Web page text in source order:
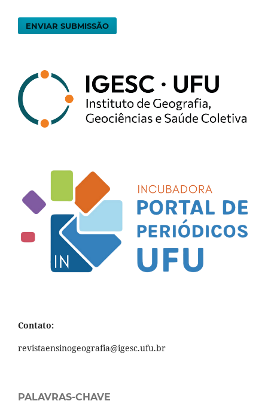
ENVIAR SUBMISSÃO
Contato:
revistaensinogeografia@igesc.ufu.br
PALAVRAS-CHAVE